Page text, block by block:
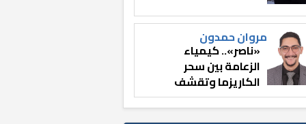
مروان حمدون
«ناصر».. كيمياء
الزعامة بين سحر
الكاريزما وتقشف
الثائر